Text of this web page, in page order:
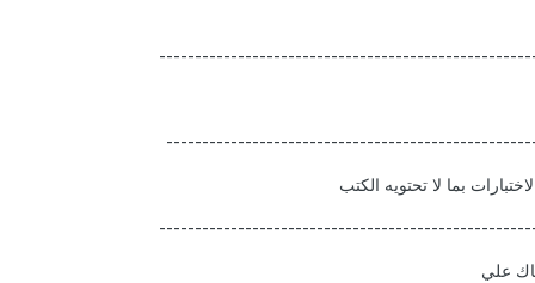
بما لا تحتويه الكتب
علي